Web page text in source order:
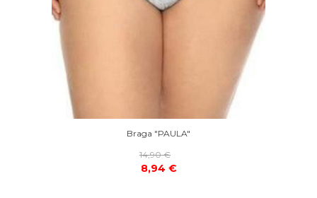
Braga "PAULA"
14,90 €
8,94 €